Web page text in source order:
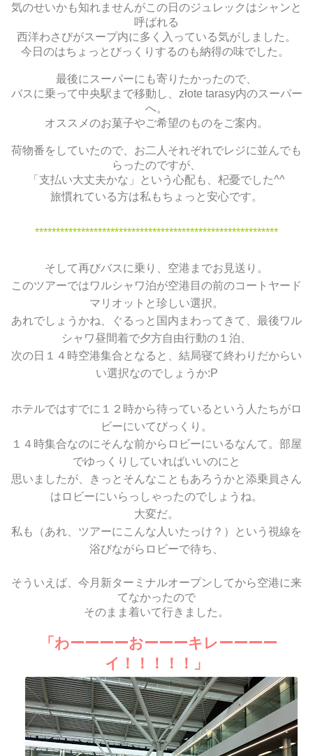
気のせいかも知れませんがこの日のジュレックはシャンと
呼ばれる
西洋わさびがスープ内に多く入っている気がしました。
今日のはちょっとびっくりするのも納得の味でした。
最後にスーパーにも寄りたかったので、
バスに乗って中央駅まで移動し、złote tarasy内のスーパー
へ。
オススメのお菓子やご希望のものをご案内。
荷物番をしていたので、お二人それぞれでレジに並んでも
らったのですが、
「支払い大丈夫かな」という心配も、杞憂でした^^
旅慣れている方は私もちょっと安心です。
**********************************************************
そして再びバスに乗り、空港までお見送り。
このツアーではワルシャワ泊が空港目の前のコートヤード
マリオットと珍しい選択。
あれでしょうかね、ぐるっと国内まわってきて、最後ワル
シャワ昼間着で夕方自由行動の１泊、
次の日１４時空港集合となると、結局寝て終わりだからい
い選択なのでしょうか:P
ホテルではすでに１２時から待っているという人たちがロ
ビーにいてびっくり。
１４時集合なのにそんな前からロビーにいるなんて。部屋
でゆっくりしていればいいのにと
思いましたが、きっとそんなこともあろうかと添乗員さん
はロビーにいらっしゃったのでしょうね。
大変だ。
私も（あれ、ツアーにこんな人いたっけ？）という視線を
浴びながらロビーで待ち、
そういえば、今月新ターミナルオープンしてから空港に来
てなかったので
そのまま着いて行きました。
「わーーーーおーーーキレーーーー
イ！！！！！」